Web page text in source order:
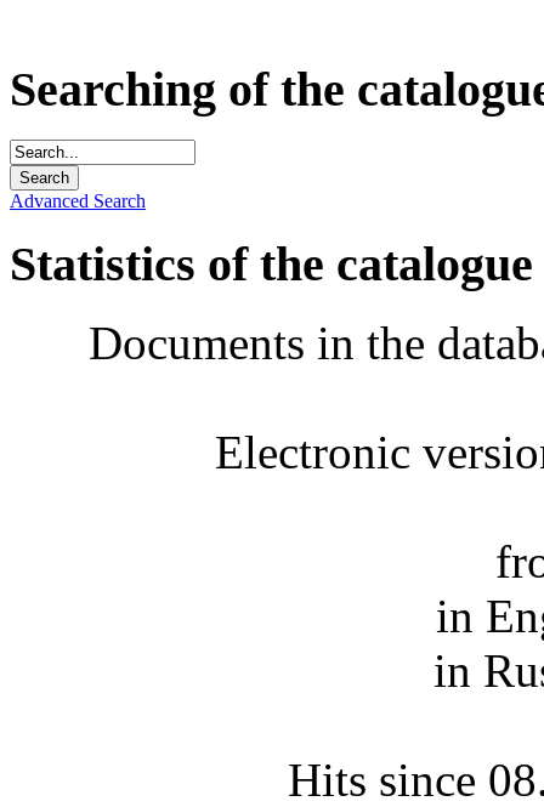
Searching of the
Advanced Search
Statistics of the catalogue
Documents in the
Electronic
in
in
Hits since